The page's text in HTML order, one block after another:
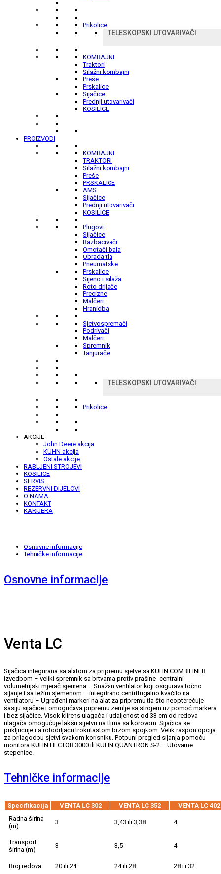
Prikolice
TELESKOPSKI UTOVARIVAČI
KOMBAJNI
Traktori
Silažni kombajni
Preše
Prskalice
Sijačice
Prednji utovarivači
KOSILICE
PROIZVODI
KOMBAJNI
TRAKTORI
Silažni kombajni
Preše
PRSKALICE
AMS
Sijačice
Prednji utovarivači
KOSILICE
Plugovi
Sijačice
Razbacivači
Omotači bala
Obrada tla
Pneumatske
Prskalice
Sijeno i silaža
Roto drljače
Precizne
Malčeri
Hranidba
Sjetvospremači
Podrivači
Malčeri
Spremnik
Tanjurače
TELESKOPSKI UTOVARIVAČI
Prikolice
AKCIJE
John Deere akcija
KUHN akcija
Ostale akcije
RABLJENI STROJEVI
KOSILICE
SERVIS
REZERVNI DIJELOVI
O NAMA
KONTAKT
KARIJERA
Osnovne informacije
Tehničke informacije
Osnovne informacije
Venta LC
Sijačica integrirana sa alatom za pripremu sjetve sa KUHN COMBILINER
izvedbom – veliki spremnik sa brtvama protiv prašine- centralni
volumetrijski mjerač sjemena – Snažan ventilator koji osigurava točno
sijanje i sa težim sjemenom – integrirano centrifugalno kvačilo na
ventilatoru – Ugrađeni markeri na alat za pripremu tla što neopterećuje
šasiju sijačice i omogućava pripremu zemlje sa strojem uz pomoć markera
i bez sijačice. Visok klirens ulagača i udaljenost od 33 cm od redova
ulagača omogućuje lakšu sijetvu na tlima sa korovom. Sijačica se
priključuje na rotodrljaču trokutastom brzom spojkom. Velik raspon opcija
za prilagodbu sjetvi svakom korisniku. Potpuni pregled sijanja pomoću
monitora KUHN HECTOR 3000 ili KUHN QUANTRON S-2 – Utovarne
stepenice.
Tehničke informacije
Specifikacija VENTA LC 302 VENTA LC 352
VENTA LC 402
Radna širina
(m)
3 3,43 ili 3,38 4
Transport
širina (m)
3 3,5 4
Broj redova 20 ili 24 24 ili 28 28 ili 32